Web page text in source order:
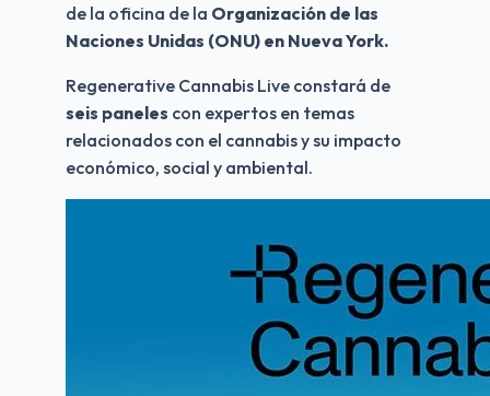
de la oficina de la Organización de las
Naciones Unidas (ONU) en Nueva York.
seis paneles con expertos en temas
relacionados con el cannabis y su impacto
económico, social y ambiental.